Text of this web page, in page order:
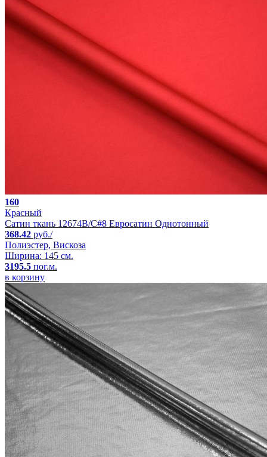
160
Красный
Сатин ткань 12674B/C#8 Евросатин Однотонный
368.42 руб./
Полиэстер, Вискоза
Ширина: 145 см.
3195.5 пог.м.
в корзину